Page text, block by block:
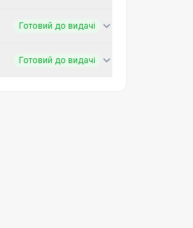
Готовий до видачі
Готовий до видачі